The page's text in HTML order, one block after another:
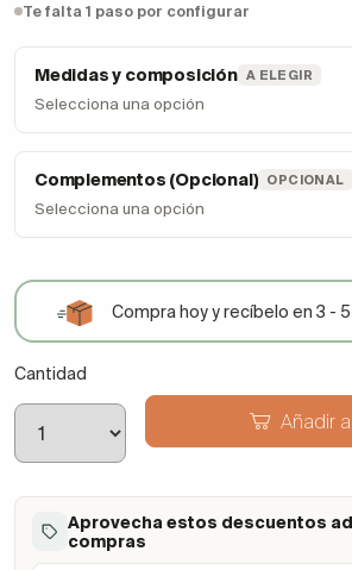
Te falta 1 paso por configurar
Medidas y composición A ELEGIR
Selecciona una opción
Complementos (Opcional) OPCIONAL
Selecciona una opción
Compra hoy y recíbelo en 3 -
Cantidad
Añadir
Aprovecha estos descuentos
compras